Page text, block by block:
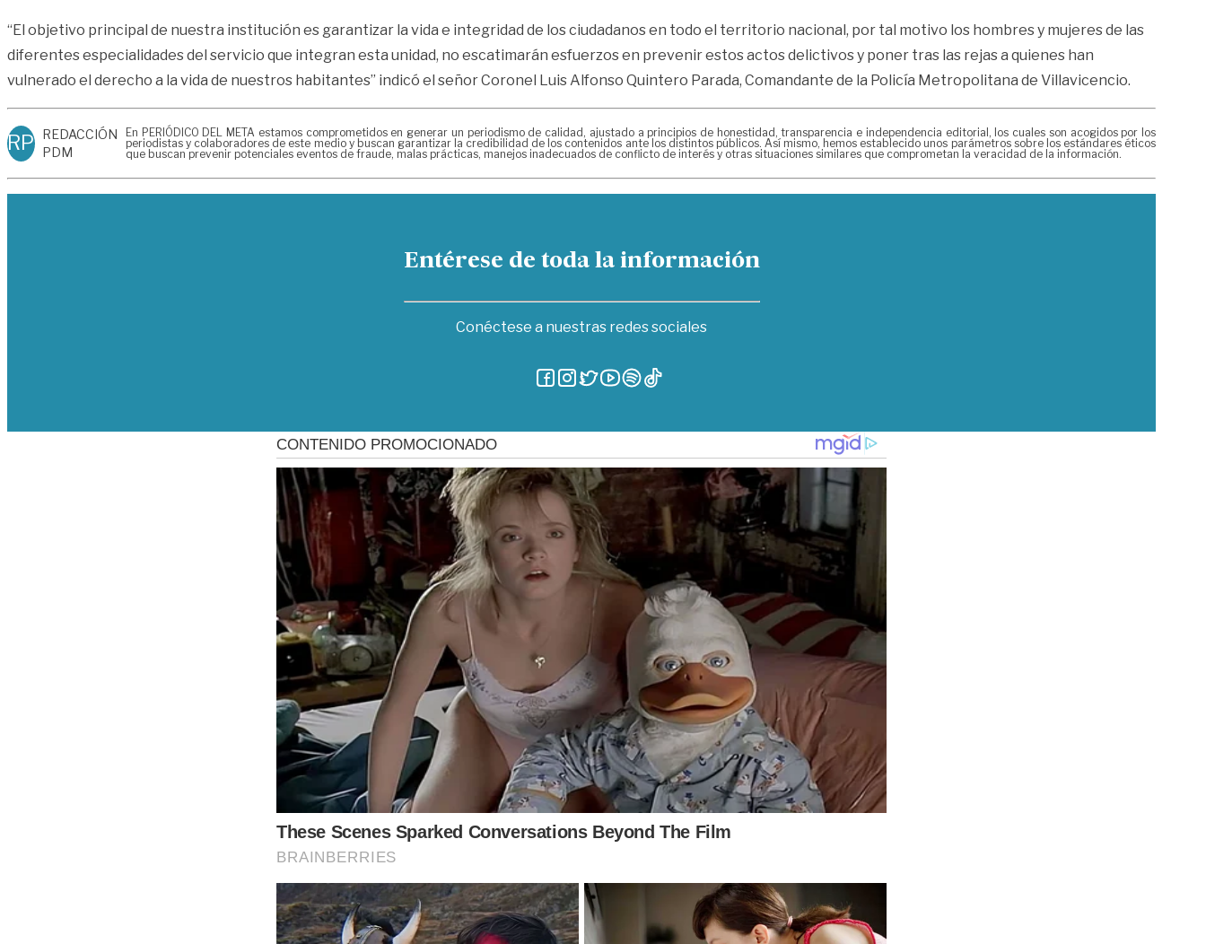
“El objetivo principal de nuestra institución es garantizar la vida e integridad de los ciudadanos en todo el territorio nacional, por tal motivo los hombres y mujeres de las
diferentes especialidades del servicio que integran esta unidad, no escatimarán esfuerzos en prevenir estos actos delictivos y poner tras las rejas a quienes han
vulnerado el derecho a la vida de nuestros habitantes” indicó el señor Coronel Luis Alfonso Quintero Parada, Comandante de la Policía Metropolitana de Villavicencio.
RP REDACCIÓN
PDM
En PERIÓDICO DEL META estamos comprometidos en generar un periodismo de calidad, ajustado a principios de honestidad, transparencia e independencia editorial, los cuales son acogidos por los
periodistas y colaboradores de este medio y buscan garantizar la credibilidad de los contenidos ante los distintos públicos. Así mismo, hemos establecido unos parámetros sobre los estándares éticos
que buscan prevenir potenciales eventos de fraude, malas prácticas, manejos inadecuados de conflicto de interés y otras situaciones similares que comprometan la veracidad de la información.
Entérese de toda la información
Conéctese a nuestras redes sociales